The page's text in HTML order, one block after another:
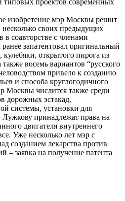
типовых проектов современных
изобретение мэр Москвы решит
несколько своих предыдущих
соавторстве с членами
ранее запатентовал оригинальный
кулебяки, открытого пирога из
восемь вариантов “русского
привело к созданию
и способа круглогодичного
Москвы числится также среди
дорожных эстакад,
системы, установки для
принадлежат права на
двигателя внутреннего
Уже несколько лет мэр с
созданием лекарства против
– заявка на получение патента